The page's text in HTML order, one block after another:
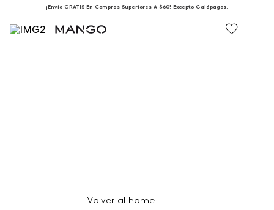
¡Envío GRATIS En Compras Superiores A $60! Excepto Galápagos.
Volver al home